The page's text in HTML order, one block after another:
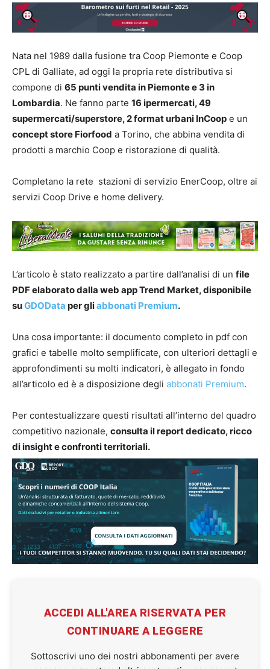
Nata nel 1989 dalla fusione tra Coop Piemonte e Coop
CPL di Galliate, ad oggi la propria rete distributiva si
compone di 65 punti vendita in Piemonte e 3 in
Lombardia. Ne fanno parte 16 ipermercati, 49
supermercati/superstore, 2 format urbani InCoop e un
concept store Fiorfood a Torino, che abbina vendita di
prodotti a marchio Coop e ristorazione di qualità.
Completano la rete stazioni di servizio EnerCoop, oltre ai
servizi Coop Drive e home delivery.
L’articolo è stato realizzato a partire dall’analisi di un file
PDF elaborato dalla web app Trend Market, disponibile
suGDOData per gliabbonati Premium.
Una cosa importante: il documento completo in pdf con
grafici e tabelle molto semplificate, con ulteriori dettagli e
approfondimenti su molti indicatori, è allegato in fondo
all’articolo ed è a disposizione degli abbonati Premium.
Per contestualizzare questi risultati all’interno del quadro
competitivo nazionale, consulta il report dedicato, ricco
di insight e confronti territoriali.
ACCEDI ALL'AREA RISERVATA PER
CONTINUARE A LEGGERE
Sottoscrivi uno dei nostri abbonamenti per avere